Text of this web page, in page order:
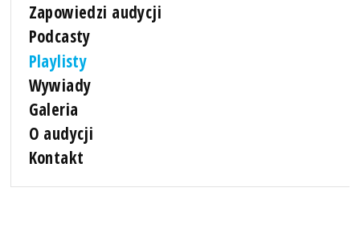
Zapowiedzi audycji
Podcasty
Playlisty
Wywiady
Galeria
O audycji
Kontakt